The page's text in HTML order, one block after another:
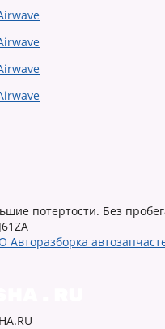
потертости. Без
Авторазборка